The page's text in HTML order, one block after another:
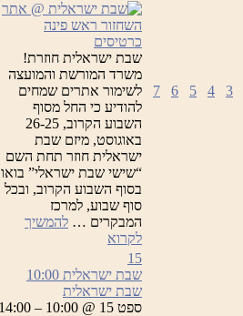
3
4
5
6
7
כרטיסים
שבת ישראלית חוזרת!
משרד המורשת והמועצה
לשימור אתרים שמחים
להודיע כי החל מסוף
השבוע הקרוב, 26-25
באוגוסט, מיזם שבת
ישראלית חוזר תחת השם
“שישי שבת ישראלי” בואו
בסוף השבוע הקרוב, ובכל
סוף שבוע, למרכז
המבקרים … להמשיך
לקרוא
15
שבת ישראלית 10:00
שבת ישראלית
ספט 15 @ 10:00 – 14:00